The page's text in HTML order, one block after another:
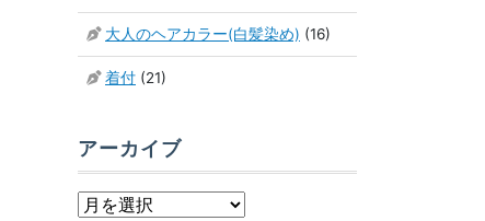
大人のヘアカラー(白髪染め) (16)
着付 (21)
アーカイブ
ア